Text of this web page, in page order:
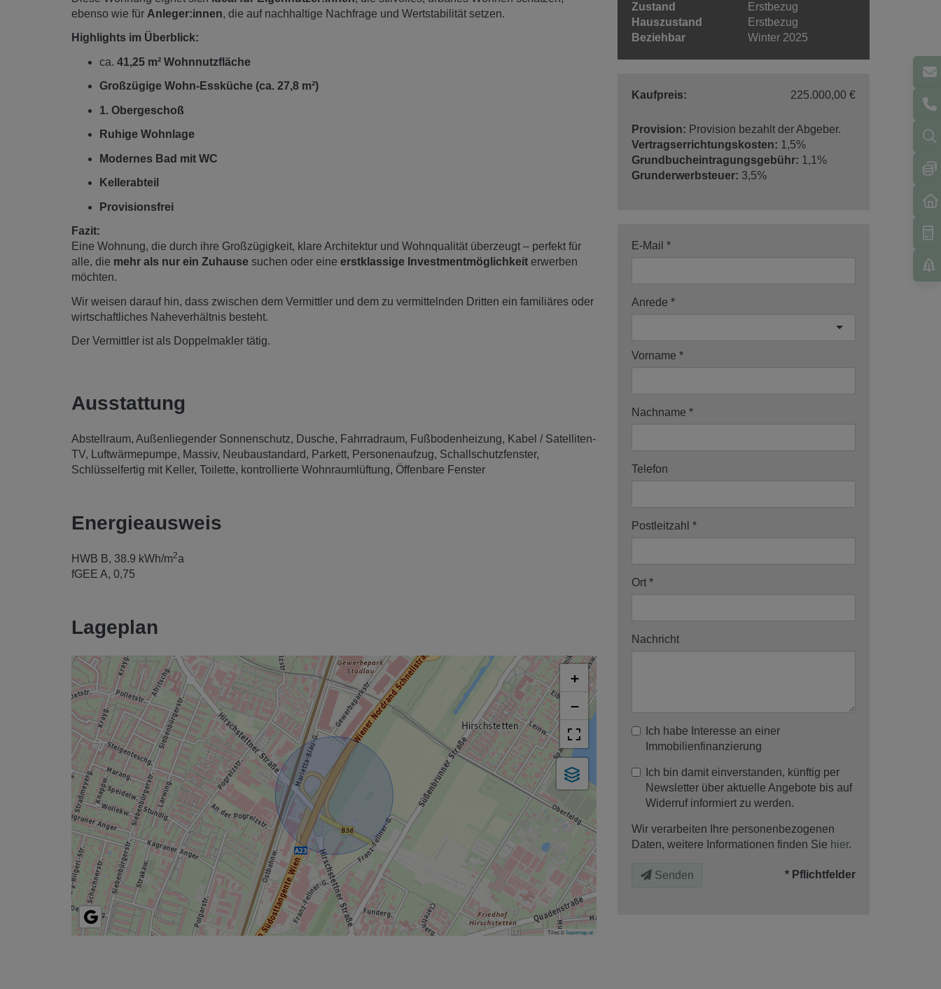
ebenso wie für Anleger:innen, die auf nachhaltige Nachfrage und Wertstabilität setzen.
Highlights im Überblick:
ca. 41,25 m² Wohnnutzfläche
Großzügige Wohn-Essküche (ca. 27,8 m²)
1. Obergeschoß
Ruhige Wohnlage
Modernes Bad mit WC
Kellerabteil
Provisionsfrei
Fazit:
Eine Wohnung, die durch ihre Großzügigkeit, klare Architektur und Wohnqualität überzeugt – perfekt für
alle, die mehr als nur ein Zuhause suchen oder eine erstklassige Investmentmöglichkeit erwerben
möchten.
Wir weisen darauf hin, dass zwischen dem Vermittler und dem zu vermittelnden Dritten ein familiäres oder
wirtschaftliches Naheverhältnis besteht.
Der Vermittler ist als Doppelmakler tätig.
Ausstattung
Abstellraum Außenliegender Sonnenschutz Dusche Fahrradraum Fußbodenheizung
Kabel / Satelliten-
TV
Luftwärmepumpe Massiv Neubaustandard Parkett Personenaufzug Schallschutzfenster
Schlüsselfertig mit Keller Toilette kontrollierte Wohnraumlüftung Öffenbare Fenster
Energieausweis
HWB B, 38.9 kWh/m2a
fGEE A, 0,75
Lageplan
+
−
Tiles ©basemap.at
Zustand
Erstbezug
Hauszustand
Erstbezug
Beziehbar
Winter 2025
Kaufpreis: 225.000,00 €
Provision: Provision bezahlt der Abgeber.
Vertragserrichtungskosten: 1,5%
Grundbucheintragungsgebühr: 1,1%
Grunderwerbsteuer: 3,5%
E-Mail
Anrede
Vorname
Nachname
Telefon
Postleitzahl
Ort
Nachricht
Ich habe Interesse an einer
Immobilienfinanzierung
Ich bin damit einverstanden, künftig per
Newsletter über aktuelle Angebote bis auf
Widerruf informiert zu werden.
Wir verarbeiten Ihre personenbezogenen
Daten, weitere Informationen finden Sie hier.
Senden * Pflichtfelder